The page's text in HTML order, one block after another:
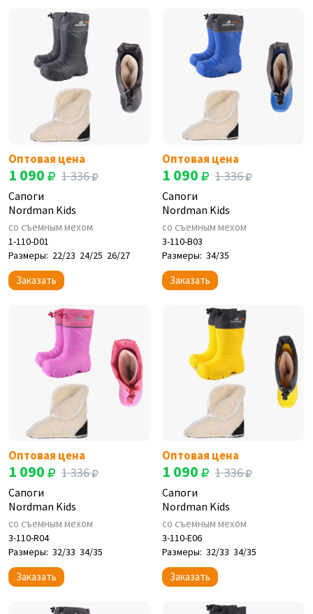
Оптовая цена
1 090 1 336
Сапоги
Nordman Kids
со съемным мехом
1-110-D01
Размеры: 22/23 24/25 26/27
Заказать
Оптовая цена
1 090 1 336
Сапоги
Nordman Kids
со съемным мехом
3-110-B03
Размеры: 34/35
Заказать
Оптовая цена
1 090 1 336
Сапоги
Nordman Kids
со съемным мехом
3-110-R04
Размеры: 32/33 34/35
Заказать
Оптовая цена
1 090 1 336
Сапоги
Nordman Kids
со съемным мехом
3-110-E06
Размеры: 32/33 34/35
Заказать